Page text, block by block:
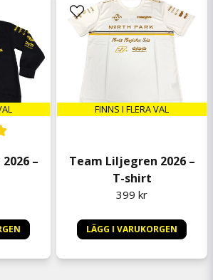
–
FINNS I FLERA VAL
Team Liljegren 2026 –
T-shirt
399 kr
LÄGG I VARUKORGEN